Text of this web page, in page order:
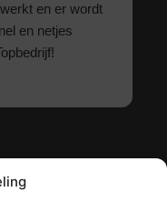
en er wordt
en netjes